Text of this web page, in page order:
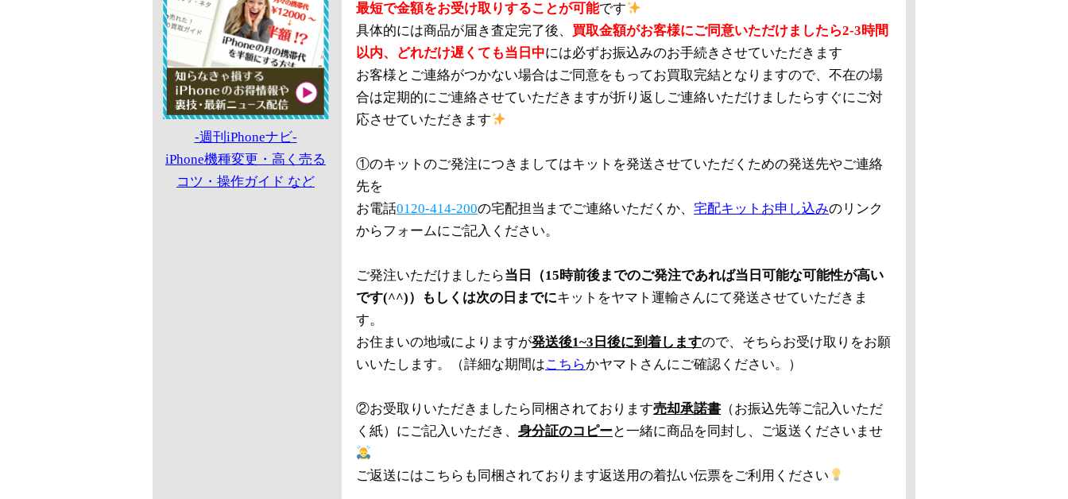
最短で金額をお受け取りすることが可能です
具体的には商品が届き査定完了後、 買取金額がお客様にご同意いただけましたら2-3時間
以内、どれだけ遅くても当日中には必ずお振込みのお手続きさせていただきます
お客様とご連絡がつかない場合はご同意をもってお買取完結となりますので、不在の場
合は定期的にご連絡させていただきますが折り返しご連絡いただけましたらすぐにご対
応させていただきます
①のキットのご発注につきましてはキットを発送させていただくための発送先やご連絡
先を
お電話0120-414-200の宅配担当までご連絡いただくか、 宅配キットお申し込みのリンク
からフォームにご記入ください。
ご発注いただけましたら当日（15時前後までのご発注であれば当日可能な可能性が高い
です(^^)）もしくは次の日までにキットをヤマト運輸さんにて発送させていただきま
す。
お住まいの地域によりますが発送後1~3日後に到着しますので、そちらお受け取りをお願
いいたします。（詳細な期間はこちらかヤマトさんにご確認ください。）
②お受取りいただきましたら同梱されております売却承諾書 （お振込先等ご記入いただ
く紙）にご記入いただき、 身分証のコピーと一緒に商品を同封し、ご返送くださいませ
ご返送にはこちらも同梱されております返送用の着払い伝票をご利用ください
-週刊iPhoneナビ-
iPhone機種変更・高く売る
コツ・操作ガイド など